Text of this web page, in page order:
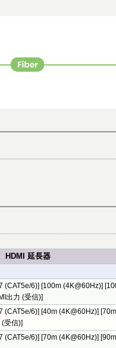
HDMI 延長器
(CAT5e/6)] [100m (4K@60Hz)]
出力 (受信)]
(CAT5e/6)] [40m (4K@60Hz)]
(受信)]
(CAT5e/6)] [70m (4K@60Hz)]